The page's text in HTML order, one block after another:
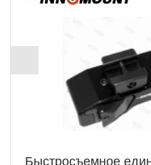
Быстросъемное